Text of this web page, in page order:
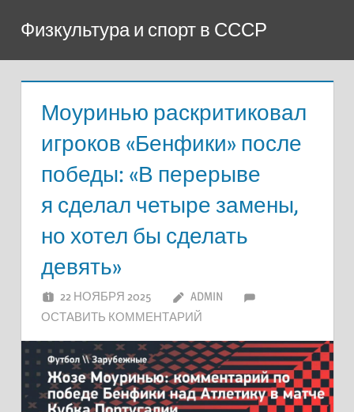
содержимому
Физкультура и спорт в СССР
Моуринью раскритиковал
игроков «Бенфики» после
победы: «В перерыве
я сделал четыре замены,
но хотел бы сделать
девять»
22 НОЯБРЯ 2025
ADMIN
ОСТАВИТЬ КОММЕНТАРИЙ